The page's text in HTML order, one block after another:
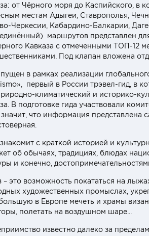
от Чёрного моря до Каспийского, в
местам Адыгеи, Ставрополья,
Черкесии, Кабардино-Балкарии,
маршрутов представлен
Кавказа с отмеченными ТОП-12
Под клапан вложена
в рамках реализации
первый в России трэвел-гид, в
климатический и историко-
В подготовке гида участвовали
что информация представлена
с краткой историей и
об обычаях, традициях, блюдах
и конечно,
– это возможность покататься на
художественных промыслах,
в Европе мечеть и храмы
полетать на воздушном шаре...
известно далеко за